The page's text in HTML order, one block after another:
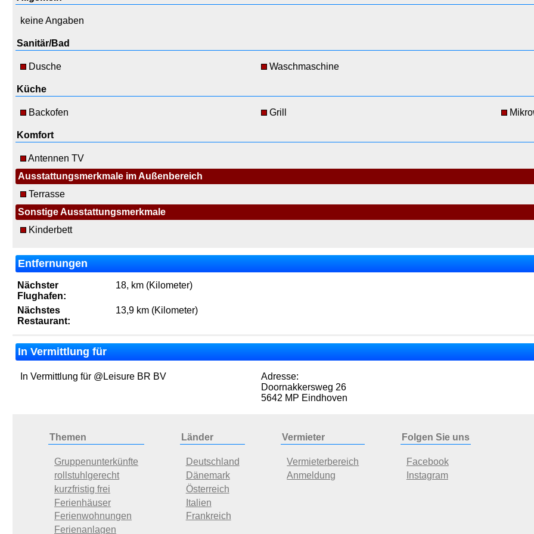
keine Angaben
Sanitär/Bad
Dusche Waschmaschine
Küche
Backofen Grill
Komfort
Antennen TV
Ausstattungsmerkmale im Außenbereich
Terrasse
Sonstige Ausstattungsmerkmale
Kinderbett
Entfernungen
Nächster
Flughafen:
18, km (Kilometer)
Nächstes
Restaurant:
13,9 km (Kilometer)
In Vermittlung für
In Vermittlung für @Leisure BR BV
Adresse:
Doornakkersweg 26
5642 MP Eindhoven
Themen
Gruppenunterkünfte
rollstuhlgerecht
kurzfristig frei
Ferienhäuser
Ferienwohnungen
Ferienanlagen
Länder
Deutschland
Dänemark
Österreich
Italien
Frankreich
Vermieter
Vermieterbereich
Anmeldung
Folgen Sie uns
Facebook
Instagram